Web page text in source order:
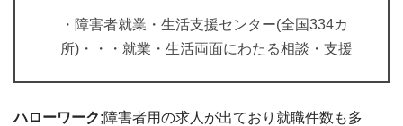
・障害者就業・生活支援センター(全国334カ
所)・・・就業・生活両面にわたる相談・支援
ハローワーク;障害者用の求人が出ており就職件数も多